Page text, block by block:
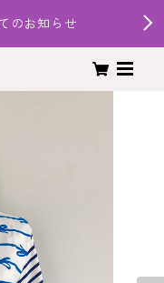
のお知らせ